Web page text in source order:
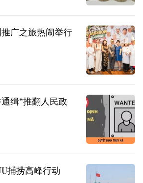
广之旅热闹举行
缉“推翻人民政
捕捞高峰行动